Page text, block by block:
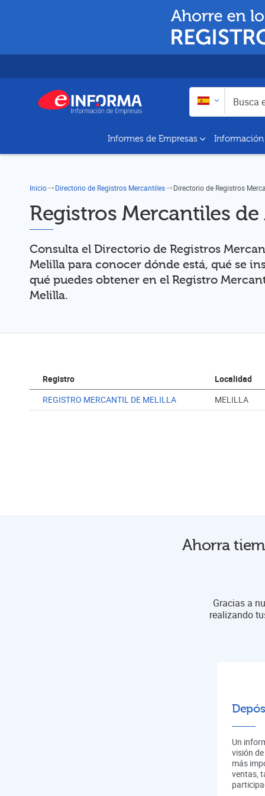
Informes de Empresas Información
Inicio Directorio de Registros Mercantiles Directorio de Registros
Registros Mercantiles
Consulta el Directorio de Registros
Melilla para conocer dónde está, qué se
qué puedes obtener en el Registro
Melilla.
Registro Localidad
REGISTRO MERCANTIL DE MELILLA
MELILLA
Ahorra
Gracias a
realizando
Un
visión
más
ventas,